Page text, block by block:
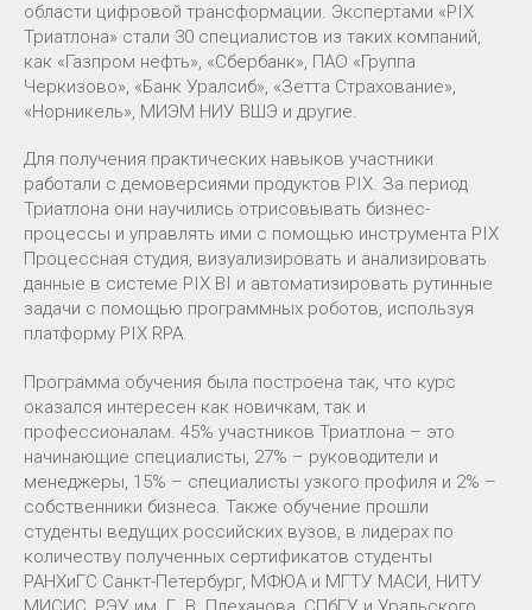
области цифровой трансформации. Экспертами «PIX
Триатлона» стали 30 специалистов из таких компаний,
как «Газпром нефть», «Сбербанк», ПАО «Группа
Черкизово», «Банк Уралсиб», «Зетта Страхование»,
«Норникель», МИЭМ НИУ ВШЭ и другие.
Для получения практических навыков участники
работали с демоверсиями продуктов PIX. За период
Триатлона они научились отрисовывать бизнес-
процессы и управлять ими с помощью инструмента PIX
Процессная студия, визуализировать и анализировать
данные в системе PIX BI и автоматизировать рутинные
задачи с помощью программных роботов, используя
платформу PIX RPA.
Программа обучения была построена так, что курс
оказался интересен как новичкам, так и
профессионалам. 45% участников Триатлона – это
начинающие специалисты, 27% – руководители и
менеджеры, 15% – специалисты узкого профиля и 2% –
собственники бизнеса. Также обучение прошли
студенты ведущих российских вузов, в лидерах по
количеству полученных сертификатов студенты
РАНХиГС Санкт-Петербург, МФЮА и МГТУ МАСИ, НИТУ